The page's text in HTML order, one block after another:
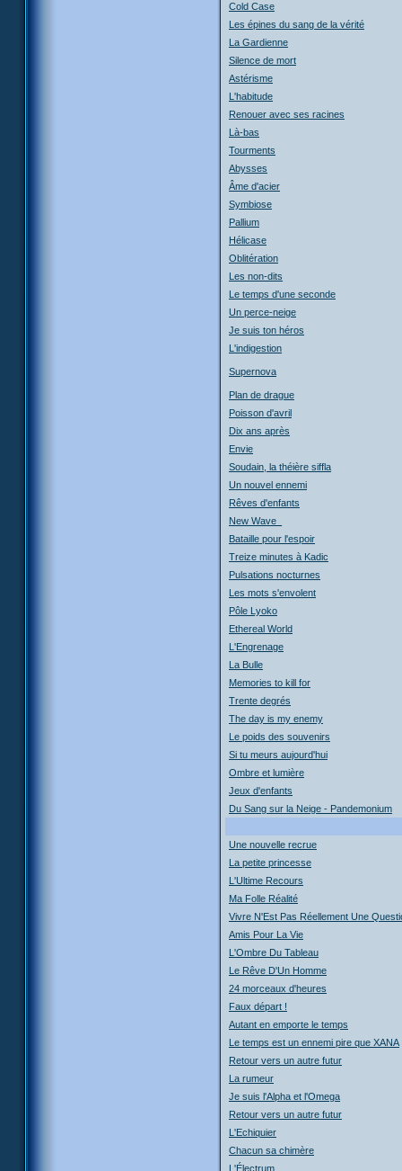
Cold Case
Les épines du sang de la vérité
La Gardienne
Silence de mort
Astérisme
L'habitude
Renouer avec ses racines
Là-bas
Tourments
Abysses
Âme d'acier
Symbiose
Pallium
Hélicase
Oblitération
Les non-dits
Le temps d'une seconde
Un perce-neige
Je suis ton héros
L'indigestion
Supernova
Plan de drague
Poisson d'avril
Dix ans après
Envie
Soudain, la théière siffla
Un nouvel ennemi
Rêves d'enfants
New Wave_
Bataille pour l'espoir
Treize minutes à Kadic
Pulsations nocturnes
Les mots s'envolent
Pôle Lyoko
Ethereal World
L'Engrenage
La Bulle
Memories to kill for
Trente degrés
The day is my enemy
Le poids des souvenirs
Si tu meurs aujourd'hui
Ombre et lumière
Jeux d'enfants
Du Sang sur la Neige - Pandemonium
Une nouvelle recrue
La petite princesse
L'Ultime Recours
Ma Folle Réalité
Vivre N'Est Pas Réellement Une
Amis Pour La Vie
L'Ombre Du Tableau
Le Rêve D'Un Homme
24 morceaux d'heures
Faux départ !
Autant en emporte le temps
Le temps est un ennemi pire que XANA
Retour vers un autre futur
La rumeur
Je suis l'Alpha et l'Omega
Retour vers un autre futur
L'Echiquier
Chacun sa chimère
L'Électrum